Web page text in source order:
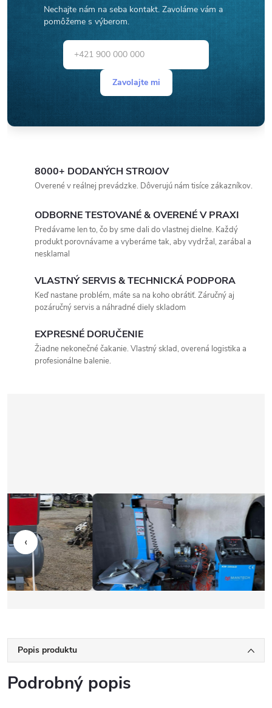
Nechajte nám na seba kontakt. Zavoláme vám a
pomôžeme s výberom.
Zavolajte mi
8000+ DODANÝCH STROJOV
Overené v reálnej prevádzke. Dôverujú nám tisíce zákazníkov.
ODBORNE TESTOVANÉ & OVERENÉ V PRAXI
Predávame len to, čo by sme dali do vlastnej dielne. Každý
produkt porovnávame a vyberáme tak, aby vydržal, zarábal a
nesklamal
VLASTNÝ SERVIS & TECHNICKÁ PODPORA
Keď nastane problém, máte sa na koho obrátiť. Záručný aj
pozáručný servis a náhradné diely skladom
EXPRESNÉ DORUČENIE
Žiadne nekonečné čakanie. Vlastný sklad, overená logistika a
profesionálne balenie.
‹
Popis produktu
Podrobný popis